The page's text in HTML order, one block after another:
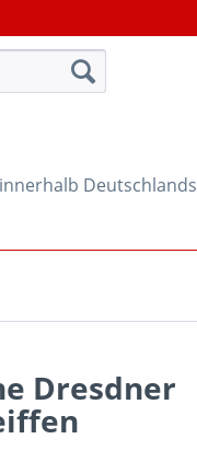
innerhalb Deutschlands
Dresdner